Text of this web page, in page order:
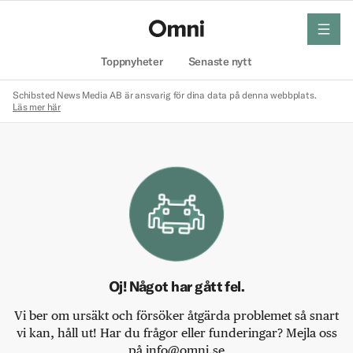
Toppnyheter Senaste nytt
meny
Schibsted News Media AB är ansvarig för dina data på denna webbplats.
Läs mer här
Oj! Något har gått fel.
Vi ber om ursäkt och försöker åtgärda problemet så snart
vi kan, håll ut! Har du frågor eller funderingar? Mejla oss